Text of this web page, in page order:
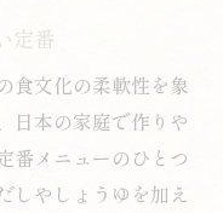
定番
食文化の柔軟性を象
日本の家庭で作りや
番メニューのひとつ
しやしょうゆを加え